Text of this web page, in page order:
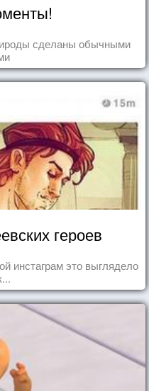
сделаны обычными
героев
инстаграм это выглядело